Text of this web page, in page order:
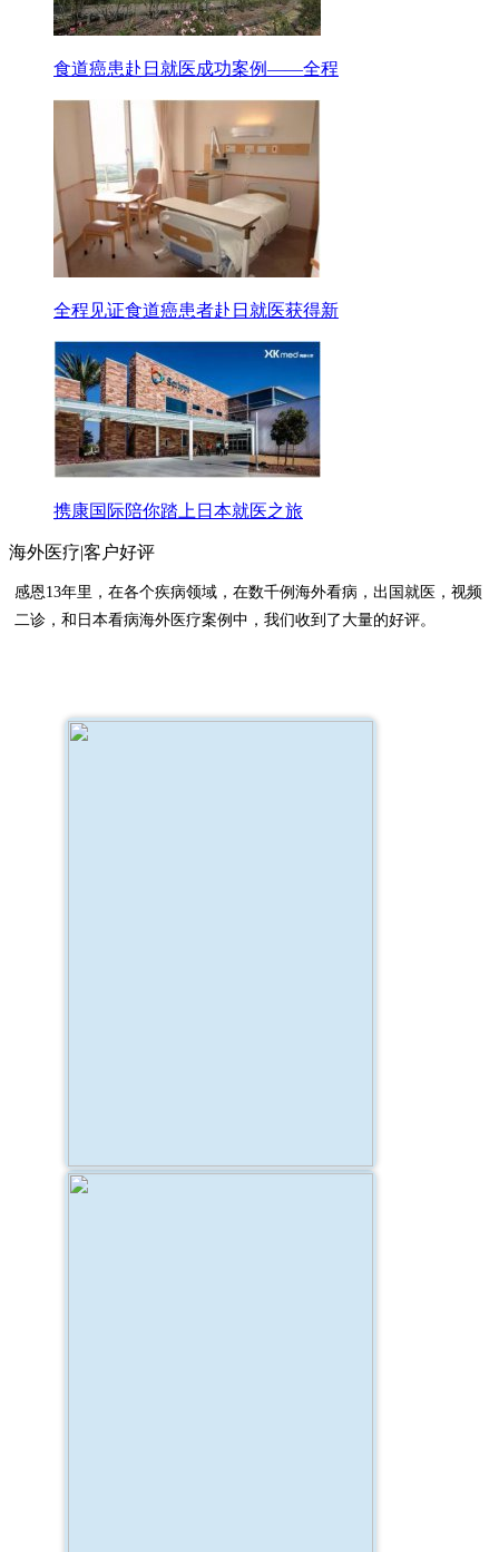
食道癌患赴日就医成功案例——全程
全程见证食道癌患者赴日就医获得新
携康国际陪你踏上日本就医之旅
海外医疗|客户好评
感恩13年里，在各个疾病领域，在数千例海外看病，出国就医，视频
二诊，和日本看病海外医疗案例中，我们收到了大量的好评。